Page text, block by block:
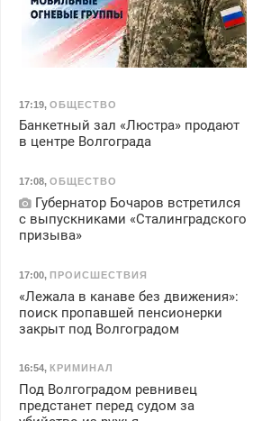
17:19, ОБЩЕСТВО
Банкетный зал «Люстра» продают
в центре Волгограда
17:08, ОБЩЕСТВО
Губернатор Бочаров встретился
с выпускниками «Сталинградского
призыва»
17:00, ПРОИСШЕСТВИЯ
«Лежала в канаве без движения»:
поиск пропавшей пенсионерки
закрыт под Волгоградом
16:54, КРИМИНАЛ
Под Волгоградом ревнивец
предстанет перед судом за